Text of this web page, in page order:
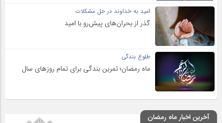
امید به خداوند در حل مشکلات
گذر از بحران‌های پیش‌رو با امید
طلوع بندگی
ماه رمضان؛ تمرین بندگی برای تمام روزهای سال
آخرین اخبار ماه رمضان